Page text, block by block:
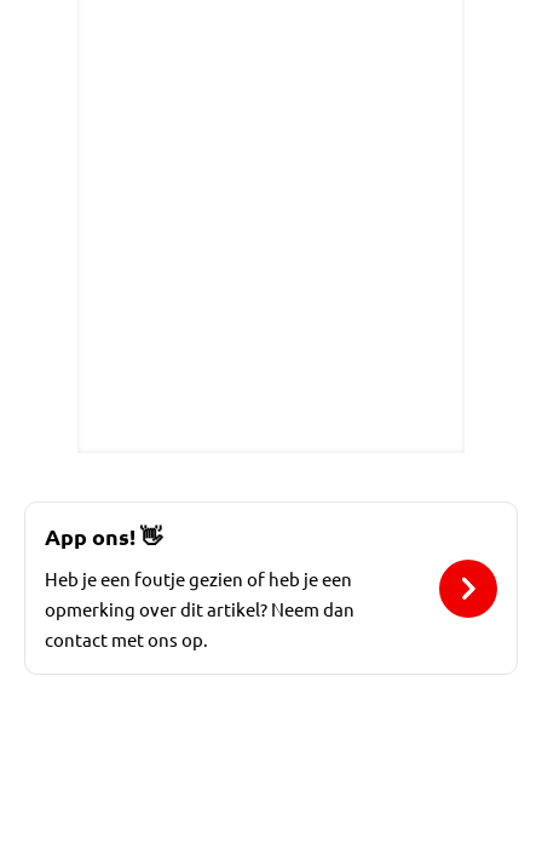
App ons!👋
Heb je een foutje gezien of heb je een
opmerking over dit artikel? Neem dan
contact met ons op.